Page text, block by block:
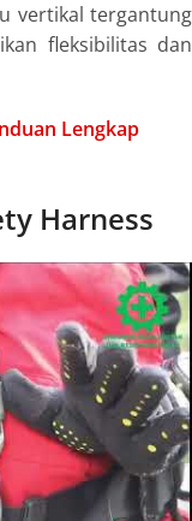
vertikal tergantung
fleksibilitas dan
Lengkap
Harness